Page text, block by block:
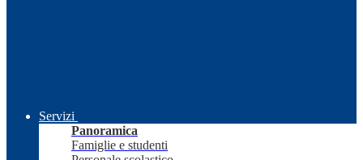
Servizi
Panoramica
Famiglie e studenti